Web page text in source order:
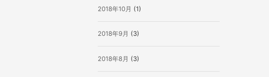
2018年10月 (1)
2018年9月 (3)
2018年8月 (3)